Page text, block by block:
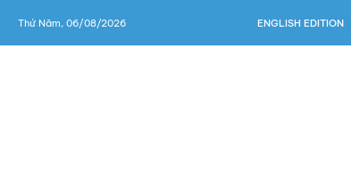
Thứ Năm, 06/08/2026 ENGLISH EDITION